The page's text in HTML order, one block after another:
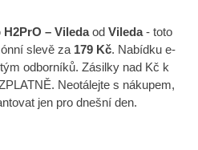
– Viledaod Vileda- toto
slevě za 179 Kč. Nabídku e-
odborníků. Zásilky nad Kč k
Neotálejte s nákupem,
jen pro dnešní den.